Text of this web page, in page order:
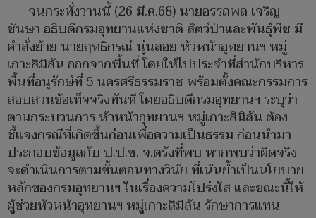
จนกระทั่งวานนี้ (26 มี.ค.68) นายอรรถพล เจริญ
ชันษา อธิบดีกรมอุทยานแห่งชาติ สัตว์ป่าและพันธุ์พืช มี
คำสั่งย้าย นายฤทธิกรณ์ นุ่นลอย หัวหน้าอุทยานฯ หมู่
เกาะสิมิลัน ออกจากพื้นที่ โดยให้ไปประจำที่สำนักบริหาร
พื้นที่อนุรักษ์ที่ 5 นครศรีธรรมราช พร้อมตั้งคณะกรรมการ
สอบสวนข้อเท็จจริงทันที โดยอธิบดีกรมอุทยานฯ ระบุว่า
ตามกระบวนการ หัวหน้าอุทยานฯ หมู่เกาะสิมิลัน ต้อง
ชี้แจงกรณีที่เกิดขึ้นก่อนเพื่อความเป็นธรรม ก่อนนำมา
ประกอบข้อมูลกับ ป.ป.ช. จ.ตรังที่พบ หากพบว่าผิดจริง
จะดำเนินการตามขั้นตอนทางวินัย ที่เน้นย้ำเป็นนโยบาย
หลักของกรมอุทยานฯ ในเรื่องความโปร่งใส และขณะนี้ให้
ผู้ช่วยหัวหน้าอุทยานฯ หมู่เกาะสิมิลัน รักษาการแทน